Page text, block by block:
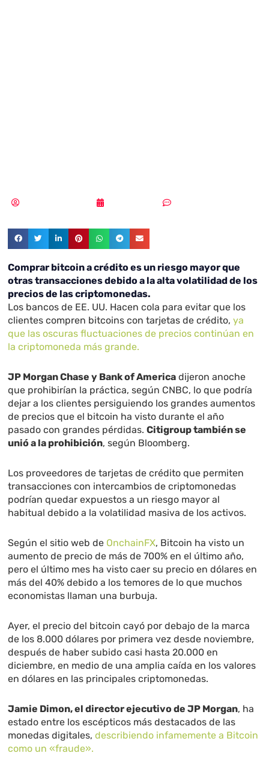
Comprar bitcoin a crédito es un riesgo mayor que
otras transacciones debido a la alta volatilidad de los
precios de las criptomonedas.
Los bancos de EE. UU. Hacen cola para evitar que los
clientes compren bitcoins con tarjetas de crédito,ya
que las oscuras fluctuaciones de precios continúan en
la criptomoneda más grande.
JP Morgan Chase y Bank of America dijeron anoche
que prohibirían la práctica, según CNBC, lo que podría
dejar a los clientes persiguiendo los grandes aumentos
de precios que el bitcoin ha visto durante el año
pasado con grandes pérdidas.Citigroup también se
unió a la prohibición, según Bloomberg.
Los proveedores de tarjetas de crédito que permiten
transacciones con intercambios de criptomonedas
podrían quedar expuestos a un riesgo mayor al
habitual debido a la volatilidad masiva de los activos.
Según el sitio web de OnchainFX, Bitcoin ha visto un
aumento de precio de más de 700% en el último año,
pero el último mes ha visto caer su precio en dólares en
más del 40% debido a los temores de lo que muchos
economistas llaman una burbuja.
Ayer, el precio del bitcoin cayó por debajo de la marca
de los 8.000 dólares por primera vez desde noviembre,
después de haber subido casi hasta 20.000 en
diciembre, en medio de una amplia caída en los valores
en dólares en las principales criptomonedas.
Jamie Dimon, el director ejecutivo de JP Morgan, ha
estado entre los escépticos más destacados de las
monedas digitales,describiendo infamemente a Bitcoin
como un «fraude».